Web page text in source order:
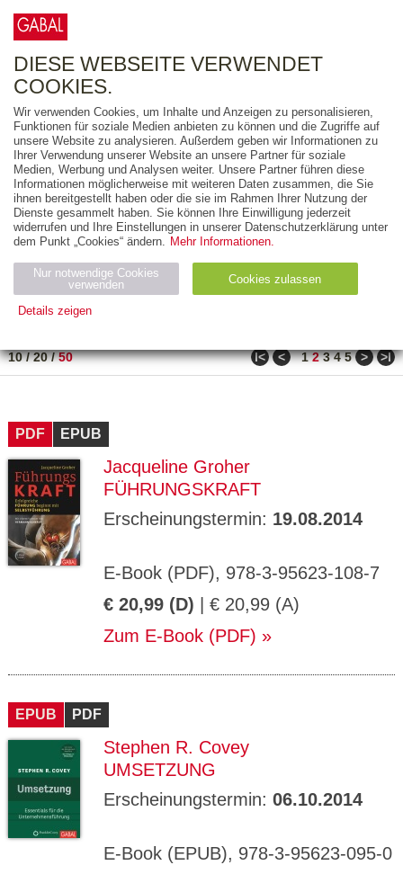
FREITEXT
AUSGABEART
AUS DER REIHE
ZUM THEMA
Neuerscheinung
Bestseller
PREIS
10/20/50 ǀ< < 1 2 3 4 5 > >ǀ
PDF EPUB
Jacqueline Groher
FÜHRUNGSKRAFT
Erscheinungstermin: 19.08.2014
E-Book (PDF), 978-3-95623-108-7
€ 20,99 (D) | € 20,99 (A)
Zum E-Book (PDF)
EPUB PDF
Stephen R. Covey
UMSETZUNG
Erscheinungstermin: 06.10.2014
E-Book (EPUB), 978-3-95623-095-0
DIESE WEBSEITE VERWENDET
COOKIES.
Wir verwenden Cookies, um Inhalte und Anzeigen zu personalisieren,
Funktionen für soziale Medien anbieten zu können und die Zugriffe auf
unsere Website zu analysieren. Außerdem geben wir Informationen zu
Ihrer Verwendung unserer Website an unsere Partner für soziale
Medien, Werbung und Analysen weiter. Unsere Partner führen diese
Informationen möglicherweise mit weiteren Daten zusammen, die Sie
ihnen bereitgestellt haben oder die sie im Rahmen Ihrer Nutzung der
Dienste gesammelt haben. Sie können Ihre Einwilligung jederzeit
widerrufen und Ihre Einstellungen in unserer Datenschutzerklärung unter
dem Punkt „Cookies“ ändern. Mehr Informationen.
Nur notwendige Cookies
verwenden
Cookies zulassen
Details zeigen
Name Zweck
Ty
ESSION
_ID
verlag.
de
GV_CO
OKIES
gabal-
Speichert den Zustimmungsstatus des
Benutzers für Cookies auf der aktuellen
Domäne.